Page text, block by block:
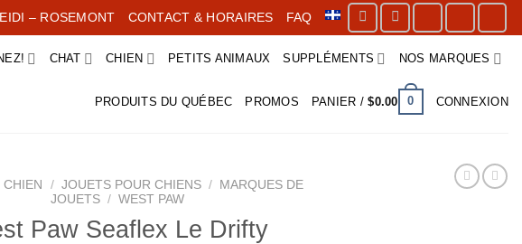
– ROSEMONT CONTACT & HORAIRES FAQ
CHAT CHIEN PETITS ANIMAUX SUPPLÉMENTS NOS MARQUES
PRODUITS DU QUÉBEC PROMOS PANIER /$0.00 0 CONNEXION
CHIEN / JOUETS POUR CHIENS /
MARQUES DE
JOUETS / WEST PAW
Paw Seaflex Le Drifty